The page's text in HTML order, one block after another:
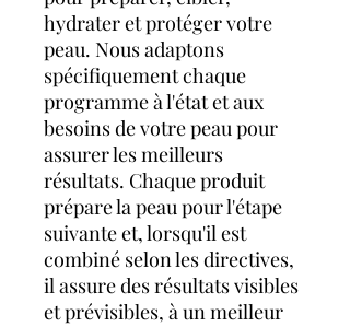
hydrater et protéger votre
peau. Nous adaptons
spécifiquement chaque
programme à l'état et aux
besoins de votre peau pour
assurer les meilleurs
résultats. Chaque produit
prépare la peau pour l'étape
suivante et, lorsqu'il est
combiné selon les directives,
il assure des résultats visibles
et prévisibles, à un meilleur